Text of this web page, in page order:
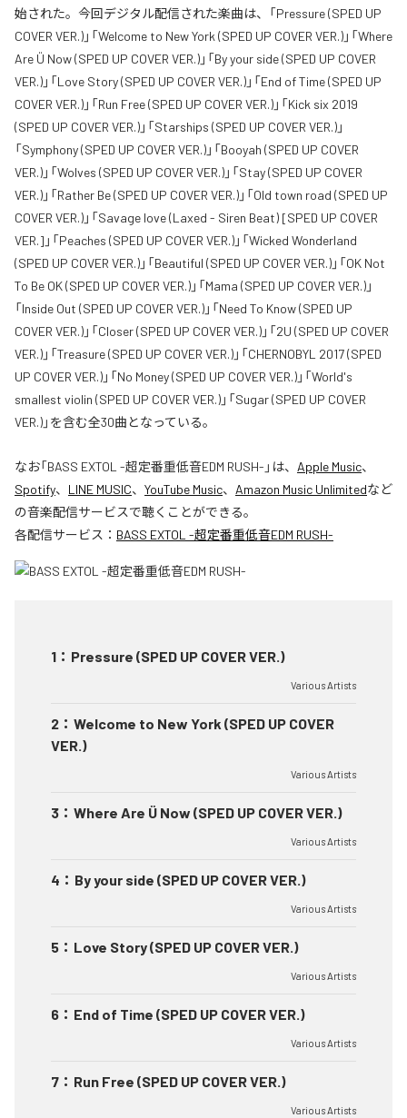
始された。今回デジタル配信された楽曲は、「Pressure (SPED UP
COVER VER.)」「Welcome to New York (SPED UP COVER VER.)」「Where
Are Ü Now (SPED UP COVER VER.)」「By your side (SPED UP COVER
VER.)」「Love Story (SPED UP COVER VER.)」「End of Time (SPED UP
COVER VER.)」「Run Free (SPED UP COVER VER.)」「Kick six 2019
(SPED UP COVER VER.)」「Starships (SPED UP COVER VER.)」
「Symphony (SPED UP COVER VER.)」「Booyah (SPED UP COVER
VER.)」「Wolves (SPED UP COVER VER.)」「Stay (SPED UP COVER
VER.)」「Rather Be (SPED UP COVER VER.)」「Old town road (SPED UP
COVER VER.)」「Savage love (Laxed - Siren Beat) [SPED UP COVER
VER.]」「Peaches (SPED UP COVER VER.)」「Wicked Wonderland
(SPED UP COVER VER.)」「Beautiful (SPED UP COVER VER.)」「OK Not
To Be OK (SPED UP COVER VER.)」「Mama (SPED UP COVER VER.)」
「Inside Out (SPED UP COVER VER.)」「Need To Know (SPED UP
COVER VER.)」「Closer (SPED UP COVER VER.)」「2U (SPED UP COVER
VER.)」「Treasure (SPED UP COVER VER.)」「CHERNOBYL 2017 (SPED
UP COVER VER.)」「No Money (SPED UP COVER VER.)」「World's
smallest violin (SPED UP COVER VER.)」「Sugar (SPED UP COVER
VER.)」を含む全30曲となっている。
なお「BASS EXTOL -超定番重低音EDM RUSH- 」は、 Apple Music、
Spotify、 LINE MUSIC、 YouTube Music、 Amazon Music Unlimitedなど
の音楽配信サービスで聴くことができる。
各配信サービス： BASS EXTOL -超定番重低音EDM RUSH-
1 ： Pressure (SPED UP COVER VER.)
Various Artists
2 ： Welcome to New York (SPED UP COVER
VER.)
Various Artists
3 ： Where Are Ü Now (SPED UP COVER VER.)
Various Artists
4 ： By your side (SPED UP COVER VER.)
Various Artists
5 ： Love Story (SPED UP COVER VER.)
Various Artists
6 ： End of Time (SPED UP COVER VER.)
Various Artists
7 ： Run Free (SPED UP COVER VER.)
Various Artists